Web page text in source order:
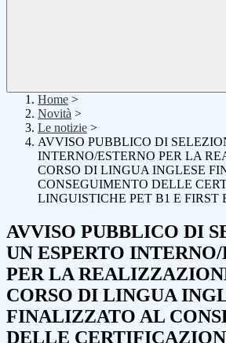
Home >
Novità >
Le notizie >
AVVISO PUBBLICO DI
INTERNO/ESTERNO PER LA
CORSO DI LINGUA INGLESE
CONSEGUIMENTO DELLE
LINGUISTICHE PET B1 E FIRST
AVVISO PUBBLICO DI
UN ESPERTO
PER LA
CORSO DI LINGUA
FINALIZZATO AL
DELLE